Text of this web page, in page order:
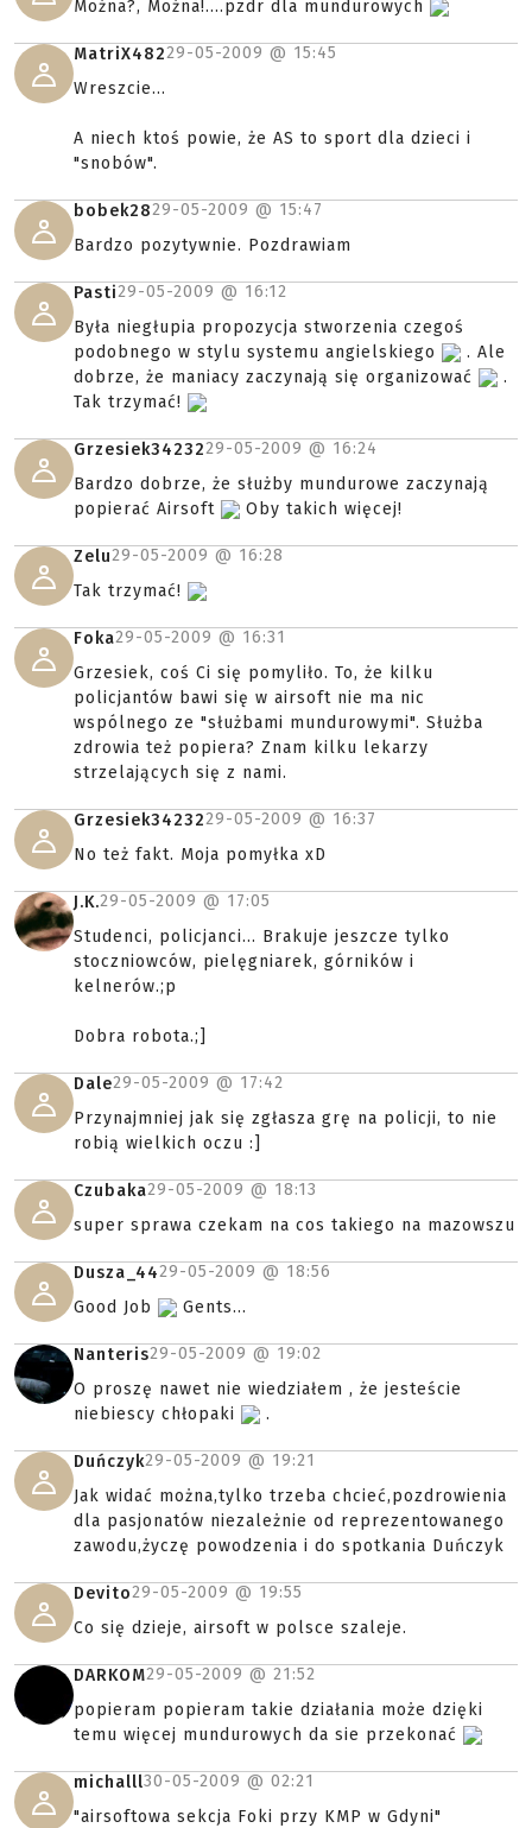
Można?, Można!....pzdr dla mundurowych
MatriX48229-05-2009 @ 15:45
Wreszcie...
A niech ktoś powie, że AS to sport dla dzieci i
"snobów".
bobek2829-05-2009 @ 15:47
Bardzo pozytywnie. Pozdrawiam
Pasti29-05-2009 @ 16:12
Była niegłupia propozycja stworzenia czegoś
podobnego w stylu systemu angielskiego
. Ale
dobrze, że maniacy zaczynają się organizować
.
Tak trzymać!
Grzesiek3423229-05-2009 @ 16:24
Bardzo dobrze, że służby mundurowe zaczynają
popierać Airsoft
Oby takich więcej!
Zelu29-05-2009 @ 16:28
Tak trzymać!
Foka29-05-2009 @ 16:31
Grzesiek, coś Ci się pomyliło. To, że kilku
policjantów bawi się w airsoft nie ma nic
wspólnego ze "służbami mundurowymi". Służba
zdrowia też popiera? Znam kilku lekarzy
strzelających się z nami.
Grzesiek3423229-05-2009 @ 16:37
No też fakt. Moja pomyłka xD
J.K.29-05-2009 @ 17:05
Studenci, policjanci... Brakuje jeszcze tylko
stoczniowców, pielęgniarek, górników i
kelnerów.;p
Dobra robota.;]
Dale29-05-2009 @ 17:42
Przynajmniej jak się zgłasza grę na policji, to nie
robią wielkich oczu :]
Czubaka29-05-2009 @ 18:13
super sprawa czekam na cos takiego na mazowszu
Dusza_4429-05-2009 @ 18:56
Good Job
Gents...
Nanteris29-05-2009 @ 19:02
O proszę nawet nie wiedziałem , że jesteście
niebiescy chłopaki
.
Duńczyk29-05-2009 @ 19:21
Jak widać można,tylko trzeba chcieć,pozdrowienia
dla pasjonatów niezależnie od reprezentowanego
zawodu,życzę powodzenia i do spotkania Duńczyk
Devito29-05-2009 @ 19:55
Co się dzieje, airsoft w polsce szaleje.
DARKOM29-05-2009 @ 21:52
popieram popieram takie działania może dzięki
temu więcej mundurowych da sie przekonać
michalll30-05-2009 @ 02:21
"airsoftowa sekcja Foki przy KMP w Gdyni"